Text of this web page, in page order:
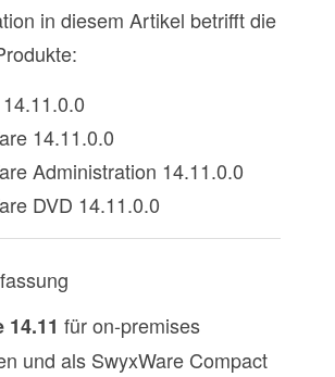
in diesem Artikel betrifft die
14.11.0.0
Administration 14.11.0.0
DVD 14.11.0.0
14.11 für on-premises
und als SwyxWare Compact